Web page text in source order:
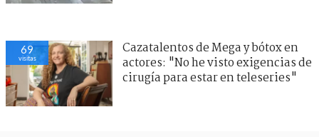
69
visitas
Cazatalentos de Mega y bótox en
actores: "No he visto exigencias de
cirugía para estar en teleseries"